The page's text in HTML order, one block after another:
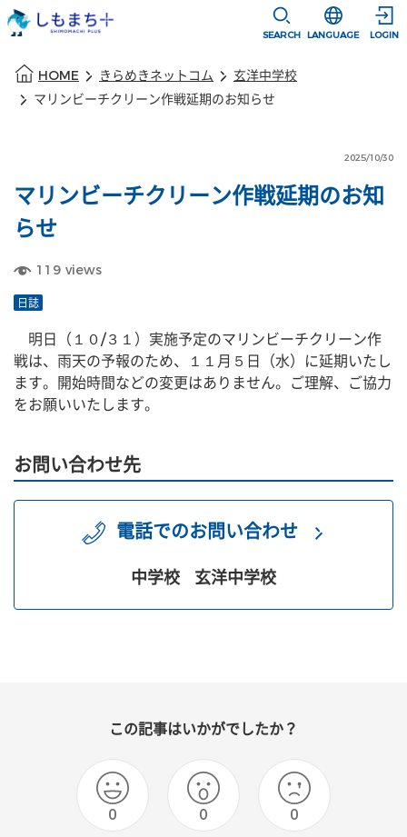
SEARCH
選択すると言
LANGUAGE LOGIN
HOME きらめきネットコム
玄洋中学校
マリンビーチクリーン作戦延期のお知らせ
2025/10/30
マリンビーチクリーン作戦延期のお知
らせ
119 views
日誌
戦は、雨天の予報のため、１１月５日（水）に延期いたし
ます。開始時間などの変更はありません。ご理解、ご協力
をお願いいたします。
お問い合わせ先
電話でのお問い合わせ
中学校 玄洋中学校
この記事はいかがでしたか？
0 0 0